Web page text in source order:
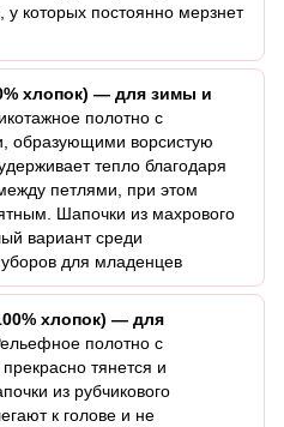
которых постоянно мерзнет
хлопок) — для зимы и
полотно с
образующими ворсистую
тепло благодаря
петлями, при этом
Шапочки из махрового
вариант среди
для младенцев
хлопок) — для
полотно с
тянется и
из рубчикового
к голове и не